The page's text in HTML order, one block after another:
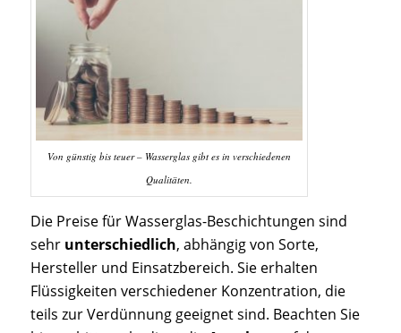
Von günstig bis teuer – Wasserglas gibt es in verschiedenen
Qualitäten.
Die Preise für Wasserglas-Beschichtungen sind
sehrunterschiedlich, abhängig von Sorte,
Hersteller und Einsatzbereich. Sie erhalten
Flüssigkeiten verschiedener Konzentration, die
teils zur Verdünnung geeignet sind. Beachten Sie